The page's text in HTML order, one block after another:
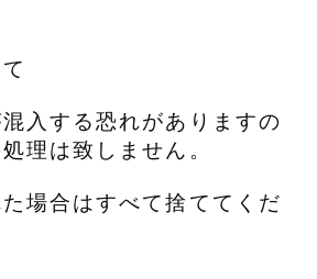
入する恐れがありますの
理は致しません。
場合はすべて捨ててくだ